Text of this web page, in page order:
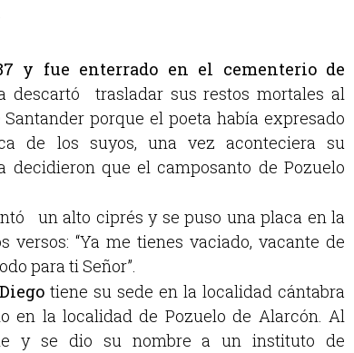
y fue enterrado en el cementerio de
descartó trasladar sus restos mortales al
porque el poeta había expresado
de los suyos, una vez aconteciera su
que el camposanto de Pozuelo
un alto ciprés y se puso una placa en la
versos: “Ya me tienes vaciado, vacante de
para ti Señor”.
tiene su sede en la localidad cántabra
en la localidad de Pozuelo de Alarcón. Al
y se dio su nombre a un instituto de